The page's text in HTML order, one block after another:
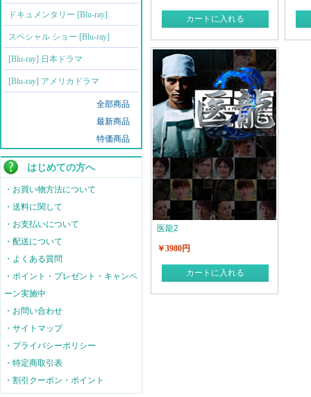
ドキュメンタリー [Blu-ray]
スペシャル ショー [Blu-ray]
[Blu-ray] 日本ドラマ
[Blu-ray] アメリカドラマ
全部商品
最新商品
特価商品
はじめての方へ
・お買い物方法について
・送料に関して
・お支払いについて
・配送について
・よくある質問
・ポイント・プレゼント・キャンペ
ーン実施中
・お問い合わせ
・サイトマップ
・プライバシーポリシー
・特定商取引表
・割引クーポン・ポイント
カートに入れる
医龍2
￥3980円
カートに入れる